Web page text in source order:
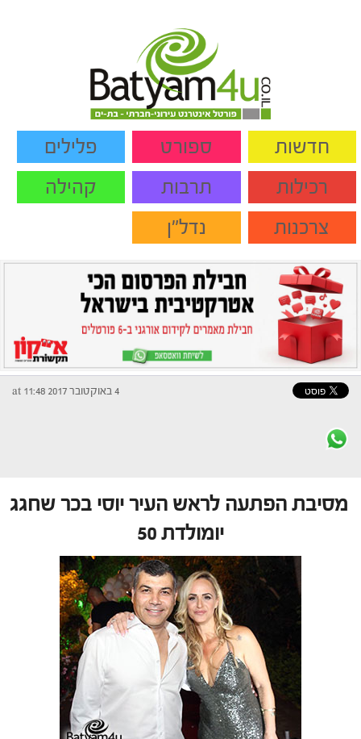
חדשות ספורט
פלילים
רכילות
תרבות
קהילה
צרכנות
נדל"ן
4 באוקטובר 2017 at 11:48
מסיבת הפתעה לראש העיר יוסי בכר שחגג
יומולדת 50